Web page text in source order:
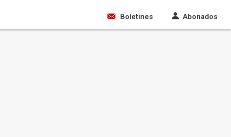
Boletines Abonados